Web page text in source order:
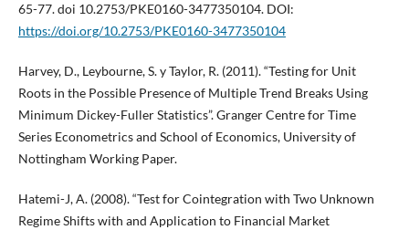
65-77. doi 10.2753/PKE0160-3477350104. DOI:
https://doi.org/10.2753/PKE0160-3477350104
Harvey, D., Leybourne, S. y Taylor, R. (2011). “Testing for Unit
Roots in the Possible Presence of Multiple Trend Breaks Using
Minimum Dickey-Fuller Statistics”. Granger Centre for Time
Series Econometrics and School of Economics, University of
Nottingham Working Paper.
Hatemi-J, A. (2008). “Test for Cointegration with Two Unknown
Regime Shifts with and Application to Financial Market